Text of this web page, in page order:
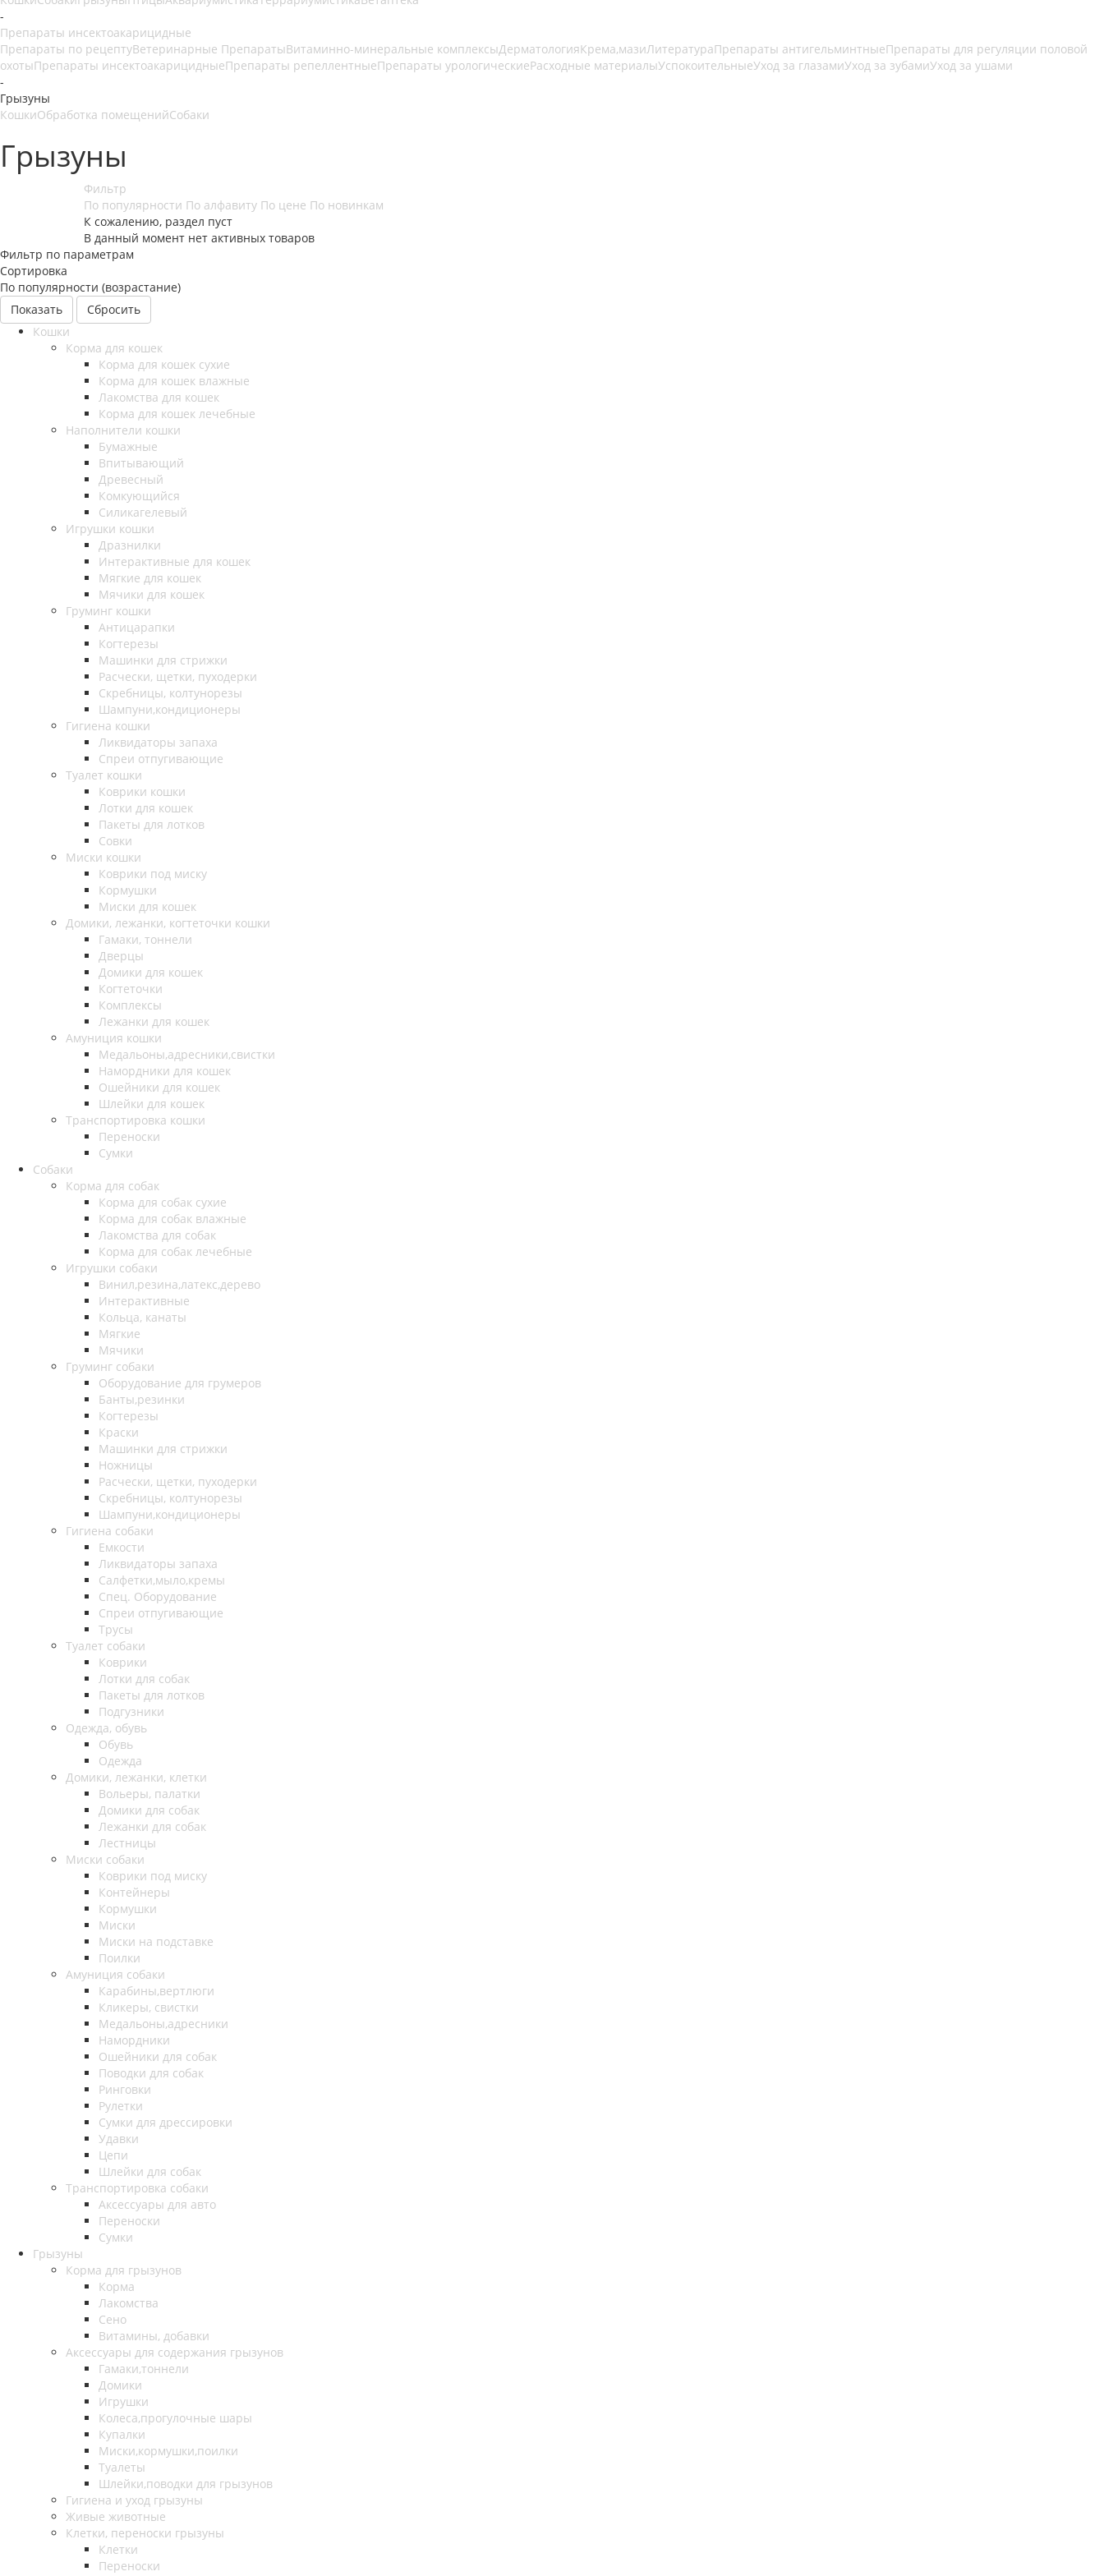
-
Препараты инсектоакарицидные
Препараты по рецептуВетеринарные ПрепаратыВитаминно-минеральные комплексыДерматологияКрема,мазиЛитератураПрепараты антигельминтныеПрепараты для регуляции половой
охотыПрепараты инсектоакарицидныеПрепараты репеллентныеПрепараты урологическиеРасходные материалыУспокоительныеУход за глазамиУход за зубамиУход за ушами
-
Грызуны
КошкиОбработка помещенийСобаки
Грызуны
Фильтр
По популярности По алфавиту По цене По новинкам
К сожалению, раздел пуст
В данный момент нет активных товаров
Фильтр по параметрам
Сортировка
По популярности (возрастание)
Сбросить
Кошки
Корма для кошек
Корма для кошек сухие
Корма для кошек влажные
Лакомства для кошек
Корма для кошек лечебные
Наполнители кошки
Бумажные
Впитывающий
Древесный
Комкующийся
Силикагелевый
Игрушки кошки
Дразнилки
Интерактивные для кошек
Мягкие для кошек
Мячики для кошек
Груминг кошки
Антицарапки
Когтерезы
Машинки для стрижки
Расчески, щетки, пуходерки
Скребницы, колтунорезы
Шампуни,кондиционеры
Гигиена кошки
Ликвидаторы запаха
Спреи отпугивающие
Туалет кошки
Коврики кошки
Лотки для кошек
Пакеты для лотков
Совки
Миски кошки
Коврики под миску
Кормушки
Миски для кошек
Домики, лежанки, когтеточки кошки
Гамаки, тоннели
Дверцы
Домики для кошек
Когтеточки
Комплексы
Лежанки для кошек
Амуниция кошки
Медальоны,адресники,свистки
Намордники для кошек
Ошейники для кошек
Шлейки для кошек
Транспортировка кошки
Переноски
Сумки
Собаки
Корма для собак
Корма для собак сухие
Корма для собак влажные
Лакомства для собак
Корма для собак лечебные
Игрушки собаки
Винил,резина,латекс,дерево
Интерактивные
Кольца, канаты
Мягкие
Мячики
Груминг собаки
Оборудование для грумеров
Банты,резинки
Когтерезы
Краски
Машинки для стрижки
Ножницы
Расчески, щетки, пуходерки
Скребницы, колтунорезы
Шампуни,кондиционеры
Гигиена собаки
Емкости
Ликвидаторы запаха
Салфетки,мыло,кремы
Спец. Оборудование
Спреи отпугивающие
Трусы
Туалет собаки
Коврики
Лотки для собак
Пакеты для лотков
Подгузники
Одежда, обувь
Обувь
Одежда
Домики, лежанки, клетки
Вольеры, палатки
Домики для собак
Лежанки для собак
Лестницы
Миски собаки
Коврики под миску
Контейнеры
Кормушки
Миски
Миски на подставке
Поилки
Амуниция собаки
Карабины,вертлюги
Кликеры, свистки
Медальоны,адресники
Намордники
Ошейники для собак
Поводки для собак
Ринговки
Рулетки
Сумки для дрессировки
Удавки
Цепи
Шлейки для собак
Транспортировка собаки
Аксессуары для авто
Переноски
Сумки
Грызуны
Корма для грызунов
Корма
Лакомства
Сено
Витамины, добавки
Аксессуары для содержания грызунов
Гамаки,тоннели
Домики
Игрушки
Колеса,прогулочные шары
Купалки
Миски,кормушки,поилки
Туалеты
Шлейки,поводки для грызунов
Гигиена и уход грызуны
Живые животные
Клетки, переноски грызуны
Клетки
Переноски